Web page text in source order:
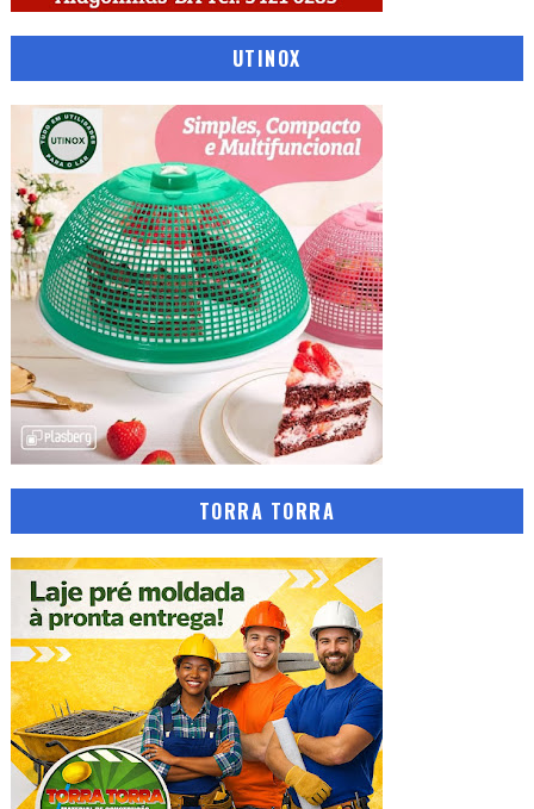
UTINOX
TORRA TORRA